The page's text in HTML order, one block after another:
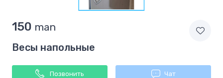
1
1
150 man
Весы напольные
Позвонить Чат